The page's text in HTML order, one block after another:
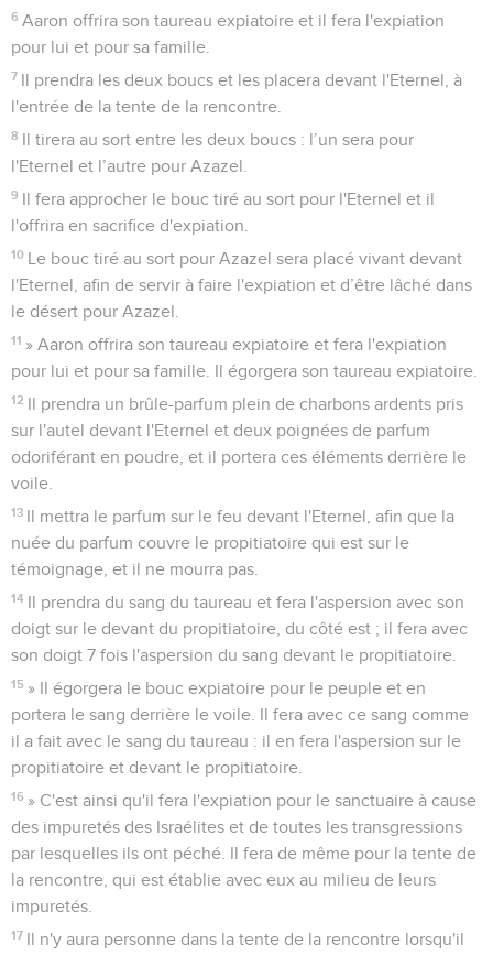
6 Aaron offrira son taureau expiatoire et il fera l'expiation
pour lui et pour sa famille.
7 Il prendra les deux boucs et les placera devant l'Eternel, à
l'entrée de la tente de la rencontre.
8 Il tirera au sort entre les deux boucs : l’un sera pour
l'Eternel et l’autre pour Azazel.
9 Il fera approcher le bouc tiré au sort pour l'Eternel et il
l'offrira en sacrifice d'expiation.
10 Le bouc tiré au sort pour Azazel sera placé vivant devant
l'Eternel, afin de servir à faire l'expiation et d’être lâché dans
le désert pour Azazel.
11 » Aaron offrira son taureau expiatoire et fera l'expiation
pour lui et pour sa famille. Il égorgera son taureau expiatoire.
12 Il prendra un brûle-parfum plein de charbons ardents pris
sur l'autel devant l'Eternel et deux poignées de parfum
odoriférant en poudre, et il portera ces éléments derrière le
voile.
13 Il mettra le parfum sur le feu devant l'Eternel, afin que la
nuée du parfum couvre le propitiatoire qui est sur le
témoignage, et il ne mourra pas.
14 Il prendra du sang du taureau et fera l'aspersion avec son
doigt sur le devant du propitiatoire, du côté est ; il fera avec
son doigt 7 fois l'aspersion du sang devant le propitiatoire.
15 » Il égorgera le bouc expiatoire pour le peuple et en
portera le sang derrière le voile. Il fera avec ce sang comme
il a fait avec le sang du taureau : il en fera l'aspersion sur le
propitiatoire et devant le propitiatoire.
16 » C'est ainsi qu'il fera l'expiation pour le sanctuaire à cause
des impuretés des Israélites et de toutes les transgressions
par lesquelles ils ont péché. Il fera de même pour la tente de
la rencontre, qui est établie avec eux au milieu de leurs
impuretés.
17 Il n'y aura personne dans la tente de la rencontre lorsqu'il